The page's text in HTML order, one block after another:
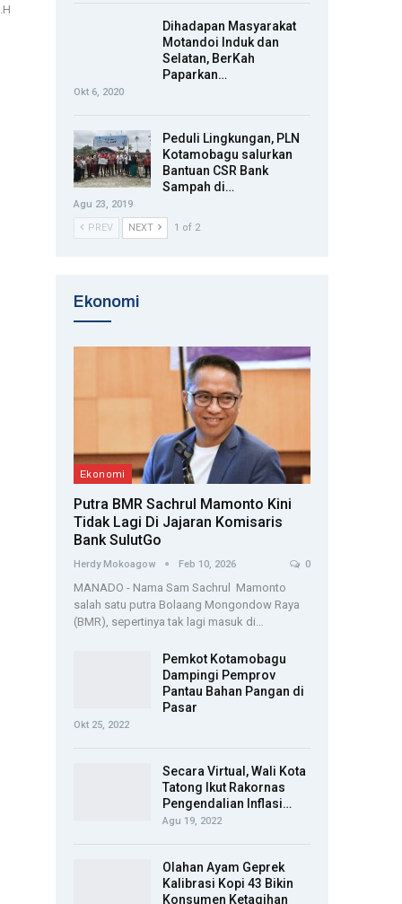
Dihadapan Masyarakat
Motandoi Induk dan
Selatan, BerKah
Paparkan…
Okt 6, 2020
Peduli Lingkungan, PLN
Kotamobagu salurkan
Bantuan CSR Bank
Sampah di…
Agu 23, 2019
PREV
NEXT 1 of 2
Ekonomi
Ekonomi
Putra BMR Sachrul Mamonto Kini
Tidak Lagi Di Jajaran Komisaris
Bank SulutGo
Herdy Mokoagow Feb 10, 2026 0
MANADO - Nama Sam Sachrul Mamonto
salah satu putra Bolaang Mongondow Raya
(BMR), sepertinya tak lagi masuk di…
Pemkot Kotamobagu
Dampingi Pemprov
Pantau Bahan Pangan di
Pasar
Okt 25, 2022
Secara Virtual, Wali Kota
Tatong Ikut Rakornas
Pengendalian Inflasi…
Agu 19, 2022
Olahan Ayam Geprek
Kalibrasi Kopi 43 Bikin
Konsumen Ketagihan